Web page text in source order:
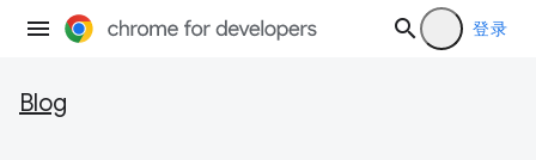
登录
Blog